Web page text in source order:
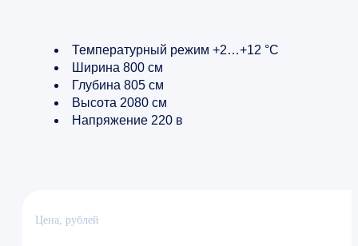
Температурный режим +2…+12 °C
Ширина 800 см
Глубина 805 см
Высота 2080 см
Напряжение 220 в
Цена, рублей